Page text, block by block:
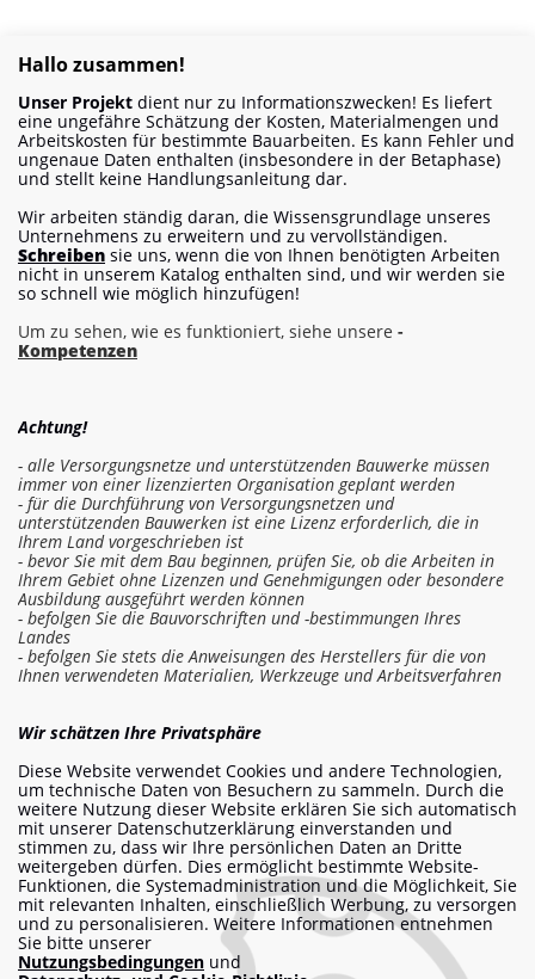
info@am-builder.com
Helfen Sie dem Projekt
Katalog Über das ProjektFür Partner
Kontakte
In die Kostenschätzung einloggen
Arbeit bestellen
Hallo zusammen!
Unser Projekt dient nur zu Informationszwecken! Es liefert
eine ungefähre Schätzung der Kosten, Materialmengen und
Arbeitskosten für bestimmte Bauarbeiten. Es kann Fehler und
ungenaue Daten enthalten (insbesondere in der Betaphase)
und stellt keine Handlungsanleitung dar.
Wir arbeiten ständig daran, die Wissensgrundlage unseres
Unternehmens zu erweitern und zu vervollständigen.
Schreiben sie uns, wenn die von Ihnen benötigten Arbeiten
nicht in unserem Katalog enthalten sind, und wir werden sie
so schnell wie möglich hinzufügen!
Um zu sehen, wie es funktioniert, siehe unsere -
Kompetenzen
Achtung!
- alle Versorgungsnetze und unterstützenden Bauwerke müssen
immer von einer lizenzierten Organisation geplant werden
- für die Durchführung von Versorgungsnetzen und
unterstützenden Bauwerken ist eine Lizenz erforderlich, die in
Ihrem Land vorgeschrieben ist
- bevor Sie mit dem Bau beginnen, prüfen Sie, ob die Arbeiten in
Ihrem Gebiet ohne Lizenzen und Genehmigungen oder besondere
Ausbildung ausgeführt werden können
- befolgen Sie die Bauvorschriften und -bestimmungen Ihres
Landes
- befolgen Sie stets die Anweisungen des Herstellers für die von
Ihnen verwendeten Materialien, Werkzeuge und Arbeitsverfahren
Wir schätzen Ihre Privatsphäre
Diese Website verwendet Cookies und andere Technologien,
um technische Daten von Besuchern zu sammeln. Durch die
weitere Nutzung dieser Website erklären Sie sich automatisch
mit unserer Datenschutzerklärung einverstanden und
stimmen zu, dass wir Ihre persönlichen Daten an Dritte
weitergeben dürfen. Dies ermöglicht bestimmte Website-
Funktionen, die Systemadministration und die Möglichkeit, Sie
mit relevanten Inhalten, einschließlich Werbung, zu versorgen
und zu personalisieren. Weitere Informationen entnehmen
Sie bitte unserer
Nutzungsbedingungen und